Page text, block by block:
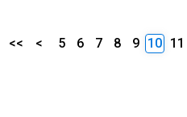
<< < 5 6 7 8 9 10 11